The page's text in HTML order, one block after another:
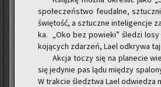
spo­łe­czeń­stwo feu­dal­ne,
świę­tość, a sztucz­ne in­te­li­gen­cje
ka. „Oko bez po­wie­ki” śle­dzi
ko­ją­cych zda­rzeń, Lael od­kry­wa
Akcja toczy się na pla­ne­cie
się je­dy­nie pas lądu mię­dzy
W trak­cie śledz­twa Lael